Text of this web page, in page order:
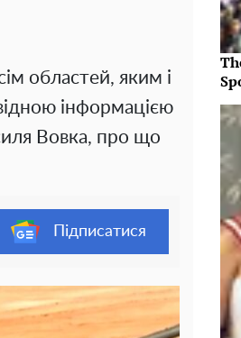
областей, яким і
інформацією
Вовка, про що
Підписатися